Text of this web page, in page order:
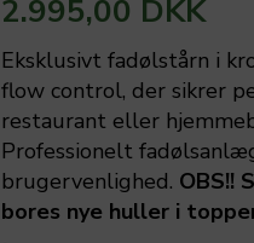
2.995,00 DKK
Eksklusivt fadølstårn i
flow control, der sikrer
restaurant eller
Professionelt
brugervenlighed. OBS!!
bores nye huller i